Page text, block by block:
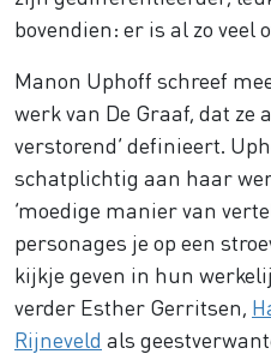
bovendien: er is al zo veel
Manon Uphoff schreef
werk van De Graaf, dat ze
verstorend’ definieert.
schatplichtig aan haar
‘moedige manier van
personages je op een
kijkje geven in hun
verder Esther Gerritsen,
Rijneveld als